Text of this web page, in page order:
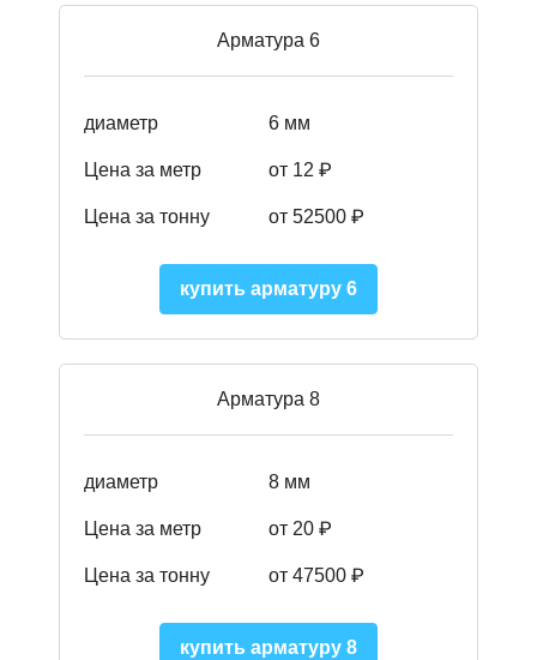
Арматура 6
диаметр 6 мм
Цена за метр от 12 ₽
Цена за тонну от 52500 ₽
купить арматуру 6
Арматура 8
диаметр 8 мм
Цена за метр от 20 ₽
Цена за тонну от 47500 ₽
купить арматуру 8